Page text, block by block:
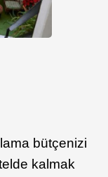
bütçenizi
kalmak